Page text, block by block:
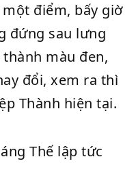
điểm, bấy giờ
đứng sau lưng
màu đen,
đổi, xem ra thì
Thành hiện tại.
Thế lập tức